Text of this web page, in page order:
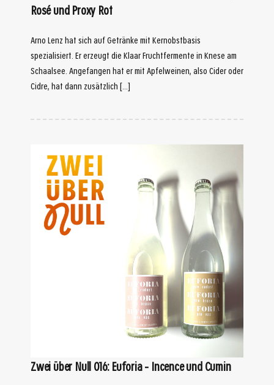
Rosé und Proxy Rot
Arno Lenz hat sich auf Getränke mit Kernobstbasis
spezialisiert. Er erzeugt die Klaar Fruchtfermente in Knese am
Schaalsee. Angefangen hat er mit Apfelweinen, also Cider oder
Cidre, hat dann zusätzlich […]
Zwei über Null 016: Euforia – Incence und Cumin